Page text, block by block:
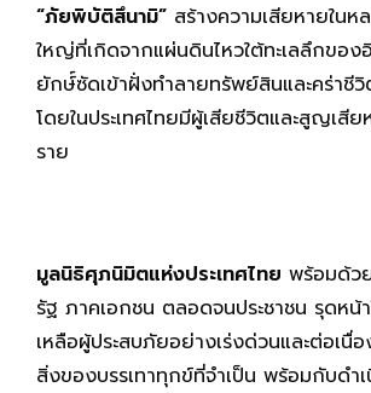
“ภัยพิบัติสึนามิ” สร้างความเสียหายใน
ใหญ่ที่เกิดจากแผ่นดินไหวใต้ทะเลลึกของ
ยักษ์์ซัดเข้าฝั่งทำลายทรัพย์สินและคร่าชี
โดยในประเทศไทยมีผู้เสียชีวิตและสูญเสี
ราย
มูลนิธิศุภนิมิตแห่งประเทศไทย พร้อมด้ว
รัฐ ภาคเอกชน ตลอดจนประชาชน รุดหน้
เหลือผู้ประสบภัยอย่างเร่งด่วนและต่อเนื่
สิ่งของบรรเทาทุกข์ที่จำเป็น พร้อมกับดำ